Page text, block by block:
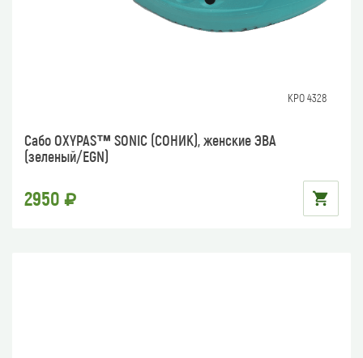
КРО 4328
Сабо OXYPAS™ SONIC (СОНИК), женские ЭВА
(зеленый/EGN)
2950